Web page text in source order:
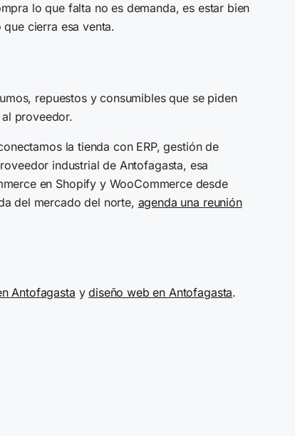
lo que falta no es demanda, es estar bien
cierra esa venta.
repuestos y consumibles que se piden
proveedor.
la tienda con ERP, gestión de
industrial de Antofagasta, esa
en Shopify y WooCommerce desde
del mercado del norte, agenda una reunión
Antofagasta ydiseño web en Antofagasta.